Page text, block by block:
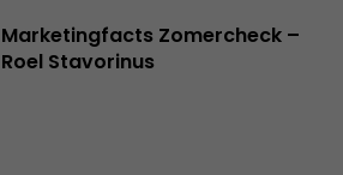
Marketingfacts Zomercheck –
Roel Stavorinus